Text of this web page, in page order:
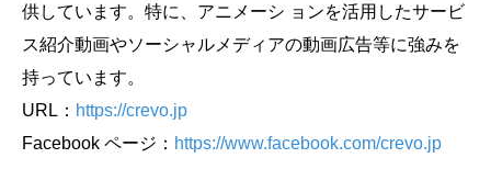
供しています。特に、アニメーシ ョンを活用したサービ
ス紹介動画やソーシャルメディアの動画広告等に強みを
持っています。
URL： https://crevo.jp
Facebook ページ： https://www.facebook.com/crevo.jp